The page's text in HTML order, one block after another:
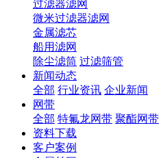
过滤器滤网
微米过滤器滤网
金属滤芯
船用滤网
除尘滤筒 过滤筛管
新闻动态
全部 行业资讯 企业新闻
网带
全部 特氟龙网带 聚酯网带
资料下载
客户案例